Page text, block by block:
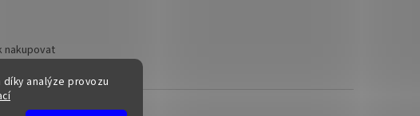
analýze provozu
nakupovat